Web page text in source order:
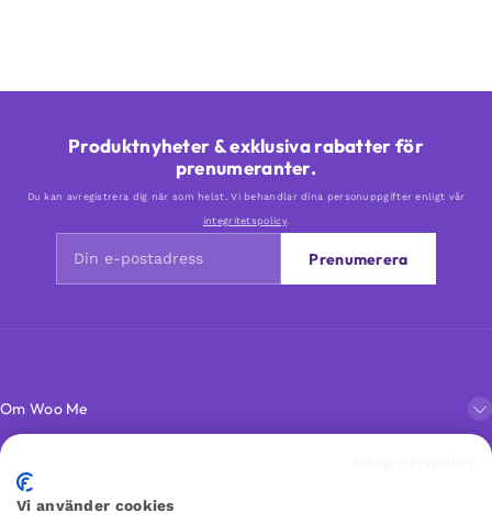
Produktnyheter & exklusiva rabatter för
prenumeranter.
Du kan avregistrera dig när som helst. Vi behandlar dina personuppgifter enligt vår
integritetspolicy.
Prenumerera
Om Woo Me
Kundservice
Vi använder cookies